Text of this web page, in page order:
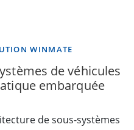
WINMATE
de véhicules
embarquée
de sous-systèmes